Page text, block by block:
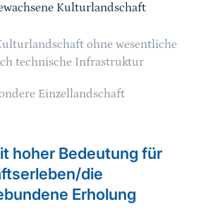
Kulturlandschaft
ohne wesentliche
technische Infrastruktur
Einzellandschaft
hoher Bedeutung für
die
Erholung